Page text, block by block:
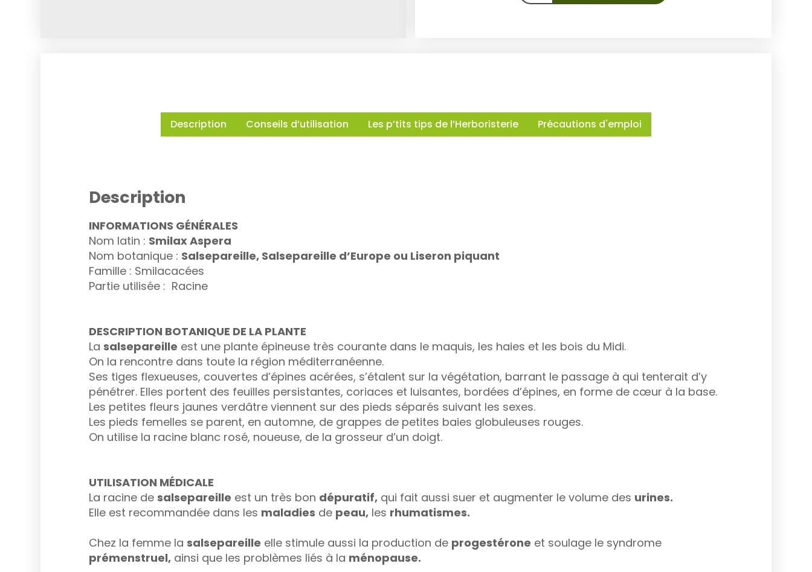
Description Conseils d’utilisation Les p’tits tips de l’Herboristerie Précautions d'emploi
Description
INFORMATIONS GÉNÉRALES
Nom latin : Smilax Aspera
Nom botanique : Salsepareille, Salsepareille d’Europe ou Liseron piquant
Famille : Smilacacées
Partie utilisée : Racine
DESCRIPTION BOTANIQUE DE LA PLANTE
Lasalsepareille est une plante épineuse très courante dans le maquis, les haies et les bois du Midi.
On la rencontre dans toute la région méditerranéenne.
Ses tiges flexueuses, couvertes d’épines acérées, s’étalent sur la végétation, barrant le passage à qui tenterait d’y
pénétrer. Elles portent des feuilles persistantes, coriaces et luisantes, bordées d’épines, en forme de cœur à la base.
Les petites fleurs jaunes verdâtre viennent sur des pieds séparés suivant les sexes.
Les pieds femelles se parent, en automne, de grappes de petites baies globuleuses rouges.
On utilise la racine blanc rosé, noueuse, de la grosseur d’un doigt.
UTILISATION MÉDICALE
La racine desalsepareille est un très bon dépuratif, qui fait aussi suer et augmenter le volume des urines.
Elle est recommandée dans les maladies de peau, les rhumatismes.
Chez la femme lasalsepareille elle stimule aussi la production de progestérone et soulage le syndrome
prémenstruel, ainsi que les problèmes liés à la ménopause.